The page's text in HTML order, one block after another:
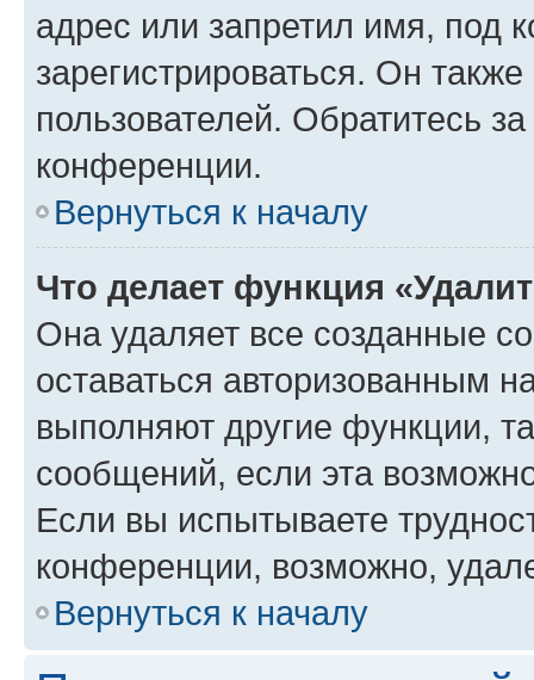
адрес или запретил имя, под
зарегистрироваться. Он
пользователей. Обратитесь
конференции.
Вернуться к началу
Что делает функция
Она удаляет все созданные
оставаться авторизованным
выполняют другие функции,
сообщений, если эта
Если вы испытываете
конференции, возможно,
Вернуться к началу